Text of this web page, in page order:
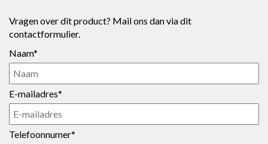
Vragen over dit product? Mail ons dan via dit
contactformulier.
Naam*
E-mailadres*
Telefoonnumer*